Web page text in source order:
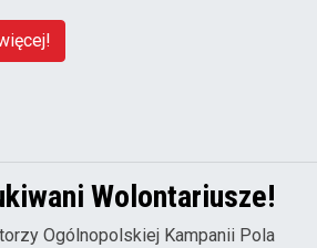
Wolontariusze!
Ogólnopolskiej Kampanii Pola